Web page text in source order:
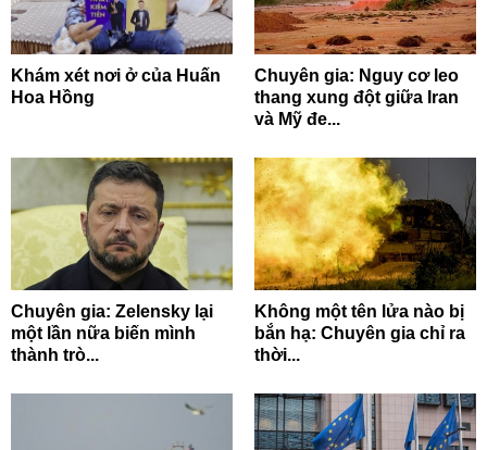
Khám xét nơi ở của Huấn
Hoa Hồng
Chuyên gia: Nguy cơ leo
thang xung đột giữa Iran
và Mỹ đe...
Chuyên gia: Zelensky lại
một lần nữa biến mình
thành trò...
Không một tên lửa nào bị
bắn hạ: Chuyên gia chỉ ra
thời...